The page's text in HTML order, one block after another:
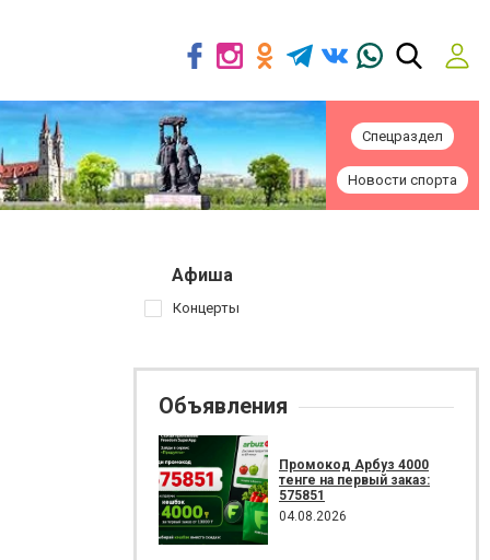
Спецраздел
Новости спорта
Афиша
Концерты
Объявления
Промокод Арбуз 4000
тенге на первый заказ:
575851
04.08.2026